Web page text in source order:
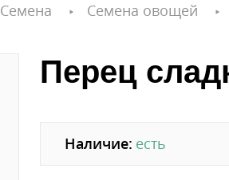
Семена Семена овощей
Перец
Наличие: есть